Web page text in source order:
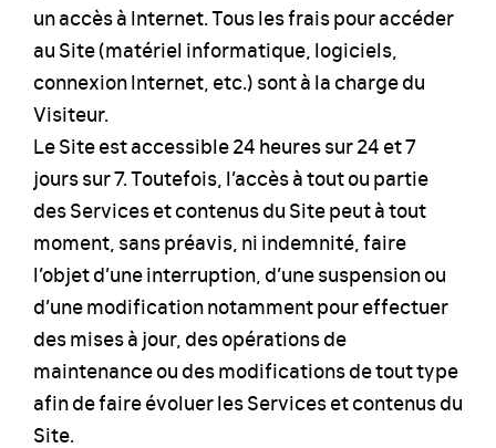
un accès à Internet. Tous les frais pour accéder
au Site (matériel informatique, logiciels,
connexion Internet, etc.) sont à la charge du
Visiteur.
Le Site est accessible 24 heures sur 24 et 7
jours sur 7. Toutefois, l’accès à tout ou partie
des Services et contenus du Site peut à tout
moment, sans préavis, ni indemnité, faire
l’objet d’une interruption, d’une suspension ou
d’une modification notamment pour effectuer
des mises à jour, des opérations de
maintenance ou des modifications de tout type
afin de faire évoluer les Services et contenus du
Site.